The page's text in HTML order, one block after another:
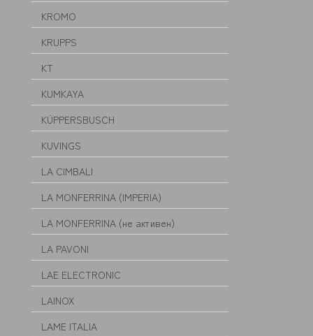
KROMO
KRUPPS
KT
KUMKAYA
KÜPPERSBUSCH
KUVINGS
LA CIMBALI
LA MONFERRINA (IMPERIA)
LA MONFERRINA (не активен)
LA PAVONI
LAE ELECTRONIC
LAINOX
LAME ITALIA